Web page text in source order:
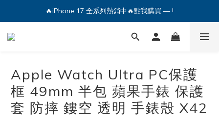
🔥iPhone 17 全系列熱銷中🔥點我購買 — !
💕加入Q哥 Line 新好友領優惠券！🎫
🔥iPhone 17 全系列熱銷中🔥點我購買 — !
Apple Watch Ultra PC保護
框 49mm 半包 蘋果手錶 保護
套 防摔 鏤空 透明 手錶殼 X42